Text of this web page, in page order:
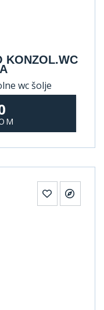
KONZOL.WC
wc šolje